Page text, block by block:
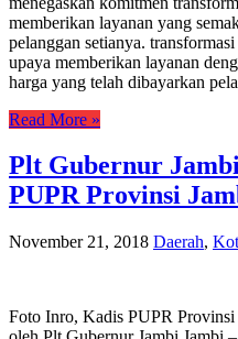
memberikan layanan yang
pelanggan setianya.
upaya memberikan layanan
harga yang telah dibayarkan
Read More »
Plt Gubernur
PUPR Provinsi
November 21, 2018 Daerah,
Foto Inro, Kadis PUPR Provinsi